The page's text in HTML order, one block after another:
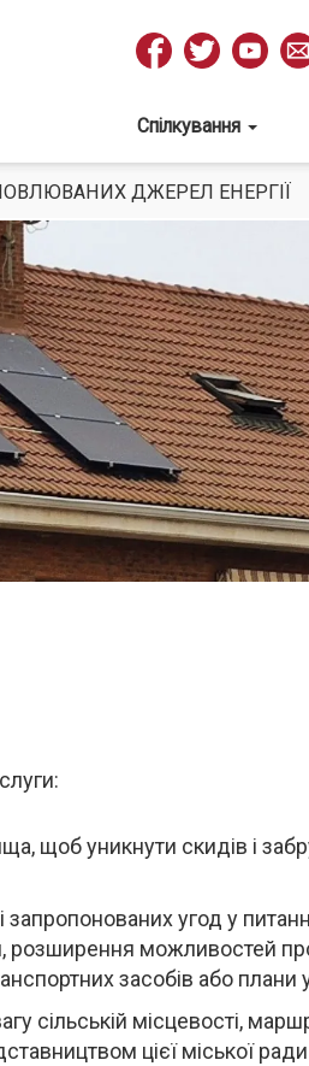
Redes
Sociales
Спілкування
ДЖЕРЕЛ ЕНЕРГІЇ
щоб уникнути скидів і
запропонованих угод у
можливостей
засобів або
сільській місцевості,
цієї міської